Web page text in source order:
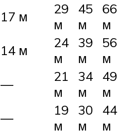
17 м
29
м
45
м
66
м
14 м
24
м
39
м
56
м
—
21
м
34
м
49
м
—
19
м
30
м
44
м